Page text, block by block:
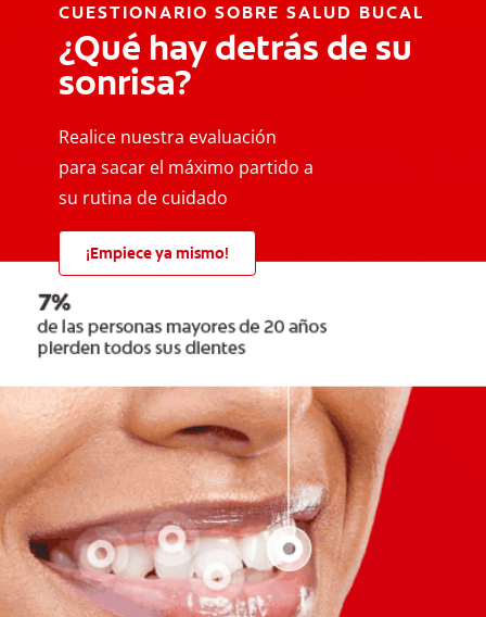
CUESTIONARIO SOBRE SALUD BUCAL
¿Qué hay detrás de su
sonrisa?
Realice nuestra evaluación
para sacar el máximo partido a
su rutina de cuidado
¡Empiece ya mismo!